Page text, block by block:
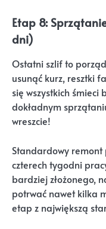
Etap 8:
dni)
Ostatni szlif to
usunąć kurz, resztki
się wszystkich
dokładnym
wreszcie!
Standardowy remont
czterech tygodni
bardziej złożonego,
potrwać nawet kilka
etap z największą